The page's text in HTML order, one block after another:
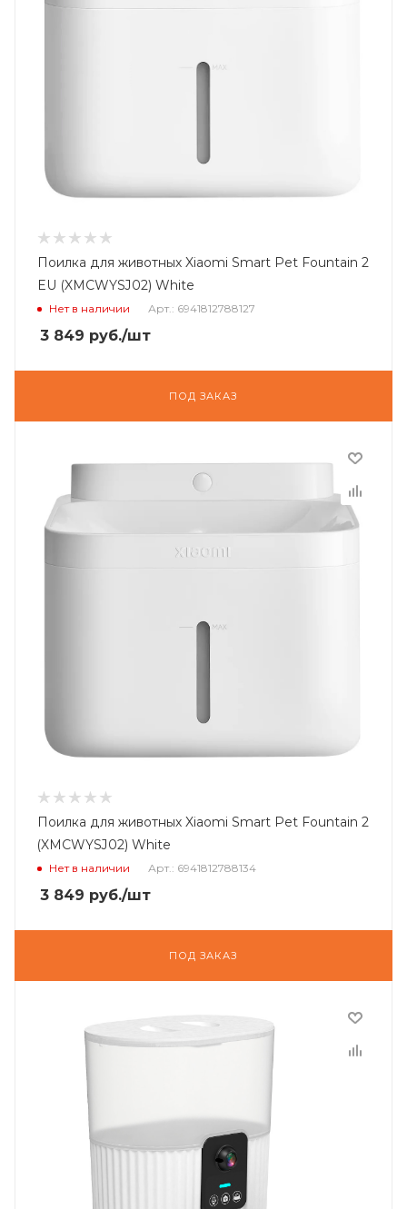
Поилка для животных Xiaomi Smart Pet Fountain 2
EU (XMCWYSJ02) White
Нет в наличии Арт.: 6941812788127
3 849 руб./шт
ПОД ЗАКАЗ
Поилка для животных Xiaomi Smart Pet Fountain 2
(XMCWYSJ02) White
Нет в наличии Арт.: 6941812788134
3 849 руб./шт
ПОД ЗАКАЗ